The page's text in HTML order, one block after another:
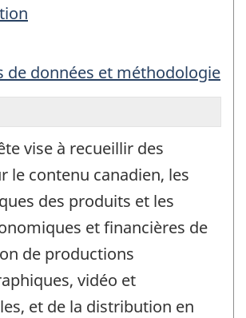
de données et méthodologie
vise à recueillir des
le contenu canadien, les
des produits et les
et financières de
de productions
vidéo et
et de la distribution en